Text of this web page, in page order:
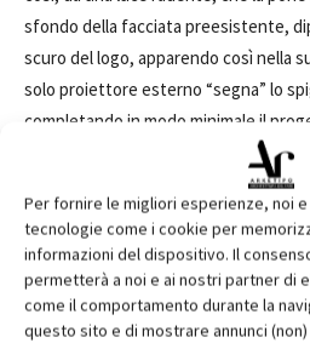
Per fornire le migliori esperienze, noi
tecnologie come i cookie per
informazioni del dispositivo. Il
permetterà a noi e ai nostri partner di
come il comportamento durante la
questo sito e di mostrare annunci
sfondo della facciata preesistente,
scuro del logo, apparendo così nella
solo proiettore esterno “segna” lo
completando in modo minimale il
al viaggiatore notturno, sembrerà